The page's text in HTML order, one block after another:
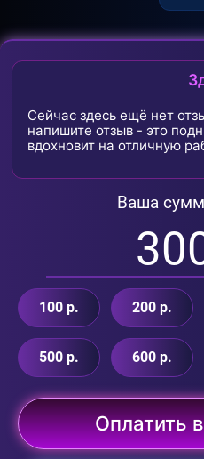
Сейчас здесь ещё нет
напишите отзыв - это
вдохновит на отличную
Ваша
100 р. 200 р.
500 р. 600 р.
Оплатить